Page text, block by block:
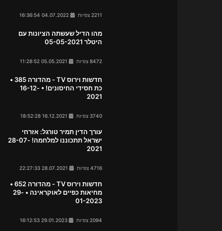
2211 צפיות
מהו הדיל שעשתה הציונות עם
היטלר 05-05-2021
8472 צפיות
חדשות וירוס TV - מהדורה 385 •
כת חסידי החיסונים! • 16-12-
2021
3740 צפיות
עורך הדין תמיר טורגל: אזרחי
ישראל תתכוננו למלחמה! 28-07-
2021
4716 צפיות
חדשות וירוס TV - מהדורה 652 •
מחיאות כפיים לאוקראינה • 29-
01-2023
2094 צפיות